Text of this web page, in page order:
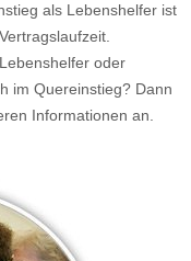
als Lebenshelfer ist
oder
im Quereinstieg? Dann
Informationen an.